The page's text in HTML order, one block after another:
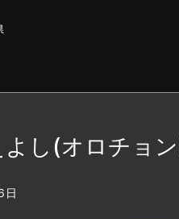
し(オロチョ
日